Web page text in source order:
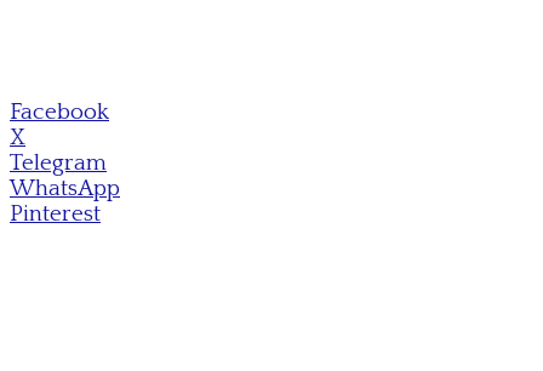
Facebook
X
Telegram
WhatsApp
Pinterest